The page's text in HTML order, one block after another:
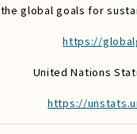
the global goals for
https://
United Nations
https://